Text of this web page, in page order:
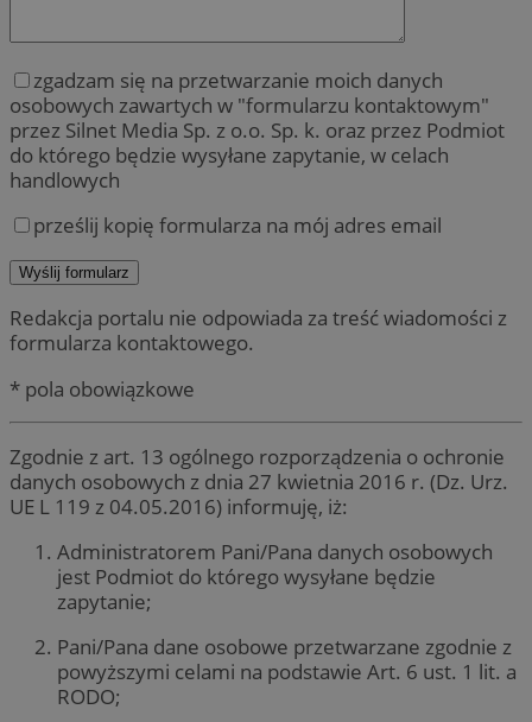
zgadzam się na przetwarzanie moich danych
osobowych zawartych w "formularzu kontaktowym"
przez Silnet Media Sp. z o.o. Sp. k. oraz przez Podmiot
do którego będzie wysyłane zapytanie, w celach
handlowych
prześlij kopię formularza na mój adres email
Redakcja portalu nie odpowiada za treść wiadomości z
formularza kontaktowego.
* pola obowiązkowe
Zgodnie z art. 13 ogólnego rozporządzenia o ochronie
danych osobowych z dnia 27 kwietnia 2016 r. (Dz. Urz.
UE L 119 z 04.05.2016) informuję, iż:
Administratorem Pani/Pana danych osobowych
jest Podmiot do którego wysyłane będzie
zapytanie;
Pani/Pana dane osobowe przetwarzane zgodnie z
powyższymi celami na podstawie Art. 6 ust. 1 lit. a
RODO;